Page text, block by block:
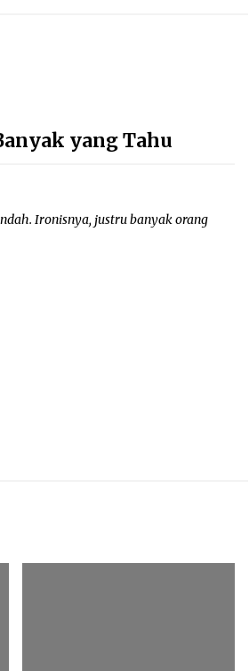
yang Tahu
Ironisnya, justru banyak orang